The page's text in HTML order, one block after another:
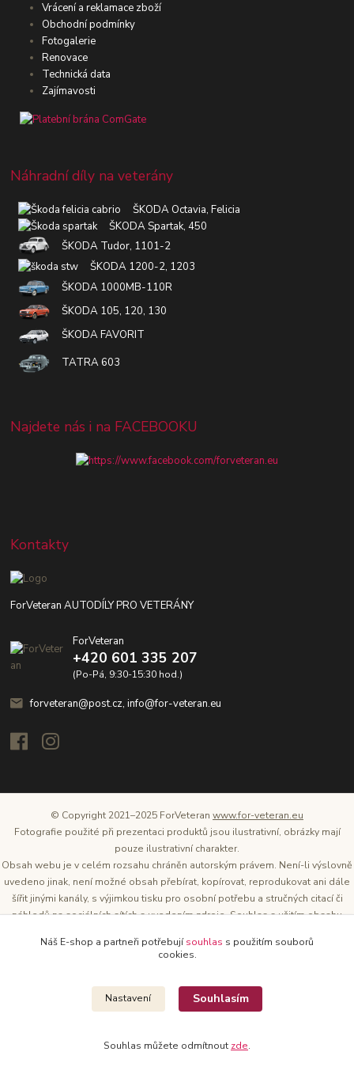
Vrácení a reklamace zboží
Obchodní podmínky
Fotogalerie
Renovace
Technická data
Zajímavosti
Náhradní díly na veterány
ŠKODA Octavia, Felicia
ŠKODA Spartak, 450
ŠKODA Tudor, 1101-2
ŠKODA 1200-2, 1203
ŠKODA 1000MB-110R
ŠKODA 105, 120, 130
ŠKODA FAVORIT
TATRA 603
Najdete nás i na FACEBOOKU
Kontakty
ForVeteran AUTODÍLY PRO VETERÁNY
ForVeteran
+420 601 335 207
(Po-Pá, 9:30-15:30 hod.)
forveteran@post.cz, info@for-veteran.eu
© Copyright 2021–2025 ForVeteran www.for-veteran.eu
Fotografie použité při prezentaci produktů jsou ilustrativní, obrázky mají
pouze ilustrativní charakter.
Obsah webu je v celém rozsahu chráněn autorským právem. Není-li výslovně
uvedeno jinak, není možné obsah přebírat, kopírovat, reprodukovat ani dále
šířit jinými kanály, s výjimkou tisku pro osobní potřebu a stručných citací či
náhledů na sociálních sítích s uvedením zdroje. Souhlas s užitím obsahu
těchto webových stránek je Tomáš Oršel.
Náš E-shop a partneři potřebujísouhlas s použitím souborů
cookies.
Nastavení Souhlasím
Souhlas můžete odmítnout zde.